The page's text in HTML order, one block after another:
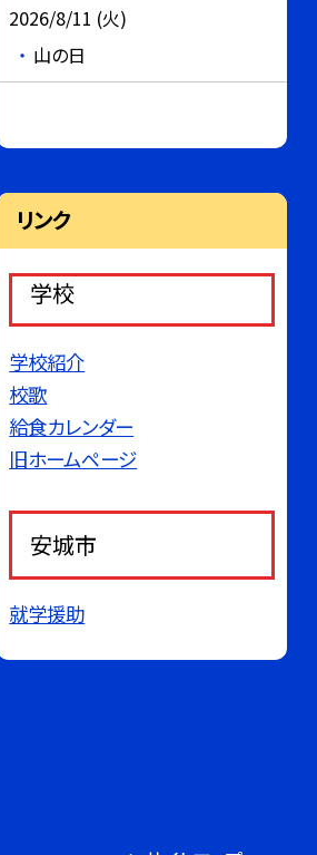
2026/8/11 (火)
山の日
リンク
学校
学校紹介
校歌
給食カレンダー
旧ホームページ
安城市
就学援助